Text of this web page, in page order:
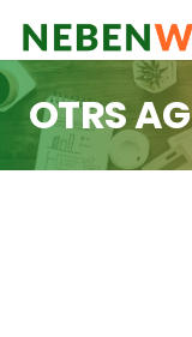
OTRS AG